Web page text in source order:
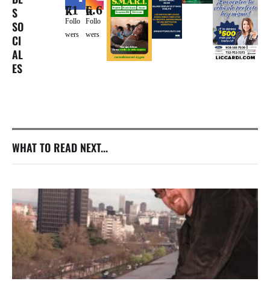
S
SO
CI
AL
ES
71k
Follo
wers
6.6k
Follo
wers
WHAT TO READ NEXT...